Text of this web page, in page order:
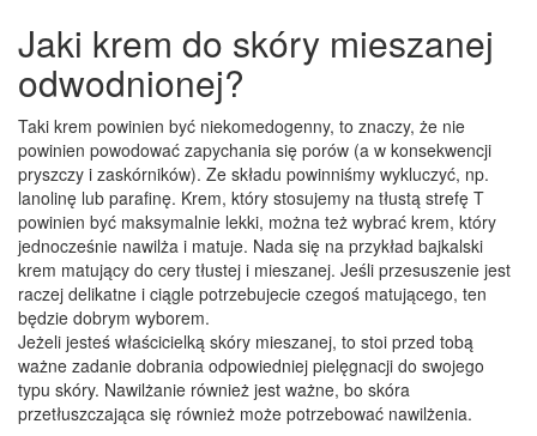
Jaki krem do skóry mieszanej
odwodnionej?
Taki krem powinien być niekomedogenny, to znaczy, że nie
powinien powodować zapychania się porów (a w konsekwencji
pryszczy i zaskórników). Ze składu powinniśmy wykluczyć, np.
lanolinę lub parafinę. Krem, który stosujemy na tłustą strefę T
powinien być maksymalnie lekki, można też wybrać krem, który
jednocześnie nawilża i matuje. Nada się na przykład bajkalski
krem matujący do cery tłustej i mieszanej. Jeśli przesuszenie jest
raczej delikatne i ciągle potrzebujecie czegoś matującego, ten
będzie dobrym wyborem.
Jeżeli jesteś właścicielką skóry mieszanej, to stoi przed tobą
ważne zadanie dobrania odpowiedniej pielęgnacji do swojego
typu skóry. Nawilżanie również jest ważne, bo skóra
przetłuszczająca się również może potrzebować nawilżenia.